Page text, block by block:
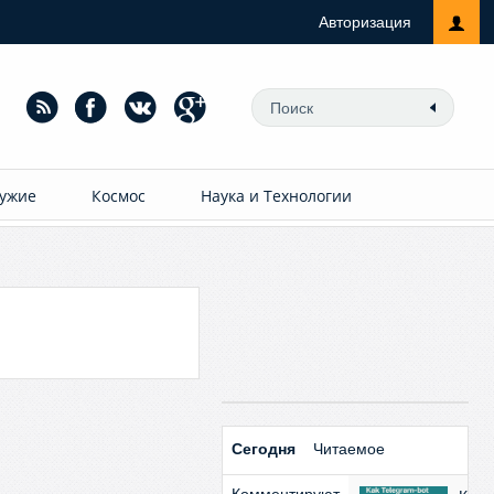
Авторизация
Космос Наука и Технологии
Сегодня Читаемое